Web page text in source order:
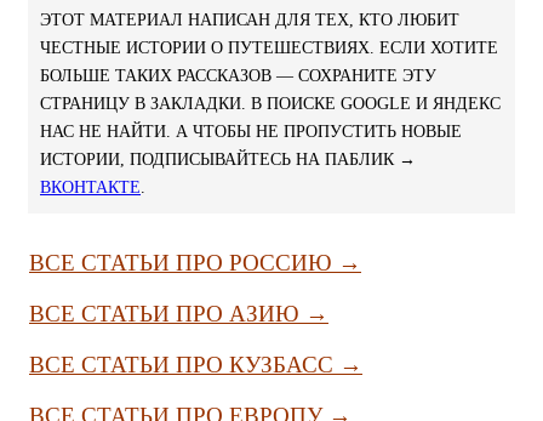
ЭТОТ МАТЕРИАЛ НАПИСАН ДЛЯ ТЕХ, КТО ЛЮБИТ
ЧЕСТНЫЕ ИСТОРИИ О ПУТЕШЕСТВИЯХ. ЕСЛИ ХОТИТЕ
БОЛЬШЕ ТАКИХ РАССКАЗОВ — СОХРАНИТЕ ЭТУ
СТРАНИЦУ В ЗАКЛАДКИ. В ПОИСКЕ GOOGLE И ЯНДЕКС
НАС НЕ НАЙТИ. А ЧТОБЫ НЕ ПРОПУСТИТЬ НОВЫЕ
ИСТОРИИ, ПОДПИСЫВАЙТЕСЬ НА ПАБЛИК →
ВКОНТАКТЕ.
ВСЕ СТАТЬИ ПРО РОССИЮ →
ВСЕ СТАТЬИ ПРО АЗИЮ →
ВСЕ СТАТЬИ ПРО КУЗБАСС →